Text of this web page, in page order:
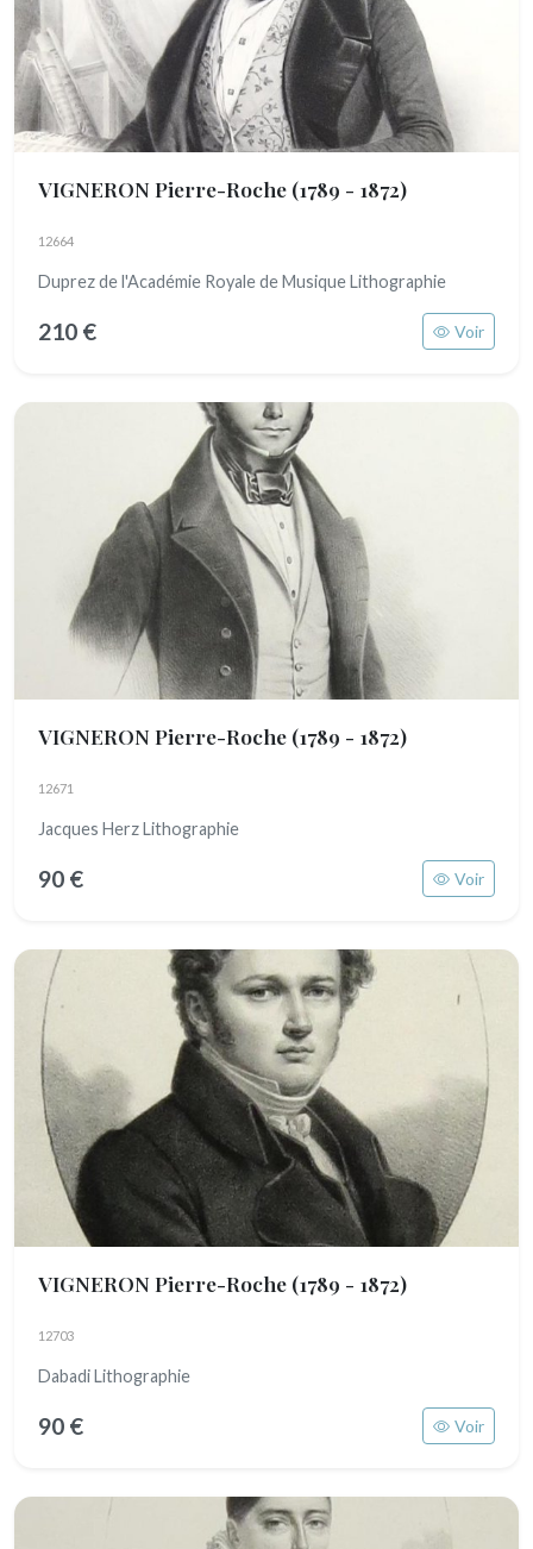
VIGNERON Pierre-Roche (1789 - 1872)
12664
Duprez de l'Académie Royale de Musique Lithographie
210 € Voir
VIGNERON Pierre-Roche (1789 - 1872)
12671
Jacques Herz Lithographie
90 € Voir
VIGNERON Pierre-Roche (1789 - 1872)
12703
Dabadi Lithographie
90 € Voir